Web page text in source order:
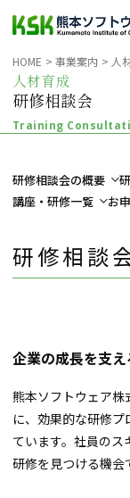
HOME 事業案内 人
人材育成
研修相談会
Training
研修相談会の概要
講座・研修一覧
お
研修相談
企業の成長を支
熊本ソフトウェア株
に、効果的な研修
ています。社員の
研修を見つける機会